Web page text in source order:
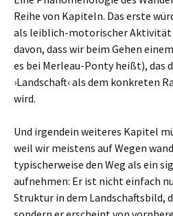
Reihe von Kapiteln. Das erste
als leiblich-motorischer Aktivität
davon, dass wir beim Gehen
es bei Merleau-Ponty heißt), das
›Landschaft‹ als dem konkreten
wird.
Und irgendein weiteres Kapitel
weil wir meistens auf Wegen
typischerweise den Weg als ein
aufnehmen: Er ist nicht einfach
Struktur in dem Landschaftsbild,